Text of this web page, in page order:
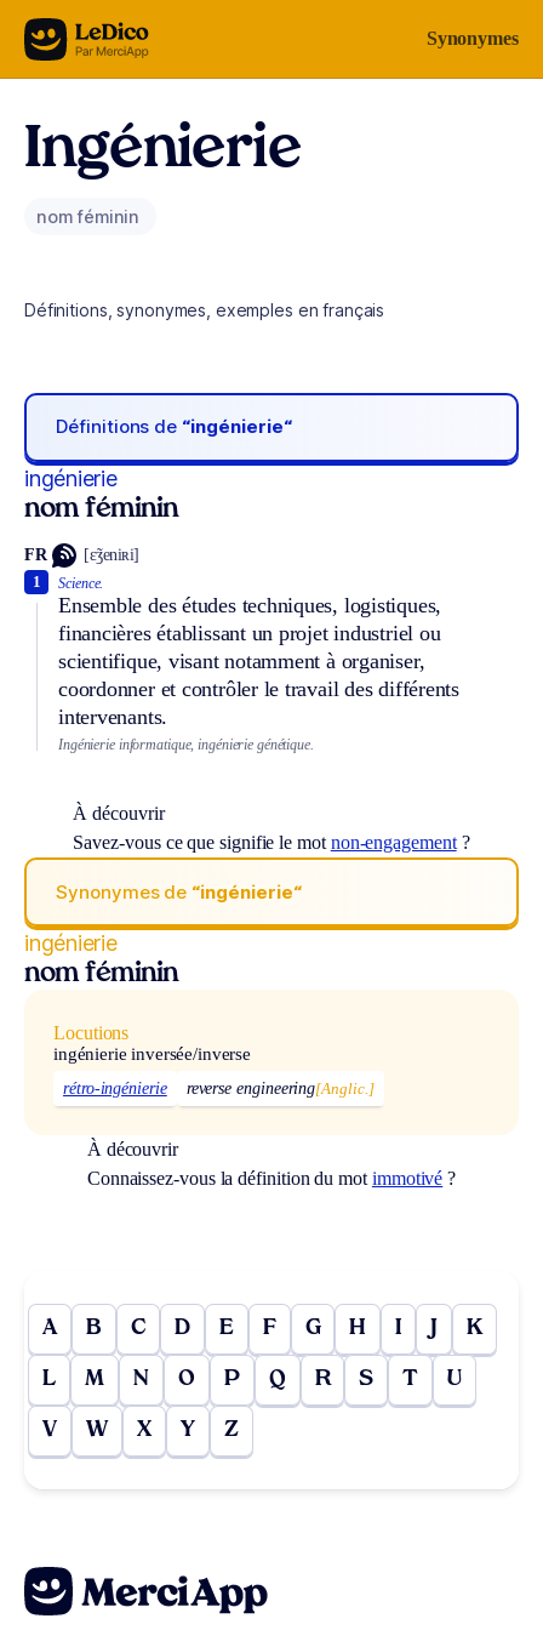
Aller au contenu Synonymes
Ingénierie
nom féminin
Définitions, synonymes, exemples en français
Définitions de “ingénierie“
ingénierie
nom féminin
FR [ɛ̃ʒeniʀi]
Science.
Ensemble des études techniques, logistiques,
financières établissant un projet industriel ou
scientifique, visant notamment à organiser,
coordonner et contrôler le travail des différents
intervenants.
1
Ingénierie informatique, ingénierie génétique.
À découvrir
Savez-vous ce que signifie le mot non-engagement?
Synonymes de “ingénierie“
ingénierie
nom féminin
Locutions
ingénierie inversée/inverse
rétro-ingénierie reverse engineering[Anglic.]
À découvrir
Connaissez-vous la définition du mot immotivé ?
A B C D E F G H I J K
L M N O P Q R S T U
V W X Y Z